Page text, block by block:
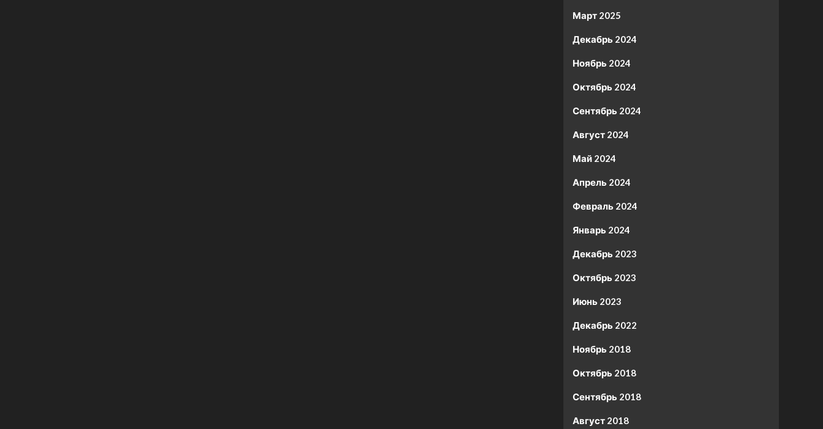
Март 2025
Декабрь 2024
Ноябрь 2024
Октябрь 2024
Сентябрь 2024
Август 2024
Май 2024
Апрель 2024
Февраль 2024
Январь 2024
Декабрь 2023
Октябрь 2023
Июнь 2023
Декабрь 2022
Ноябрь 2018
Октябрь 2018
Сентябрь 2018
Август 2018